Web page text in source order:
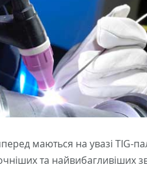
маються на увазі TIG-
та найвибагливіших